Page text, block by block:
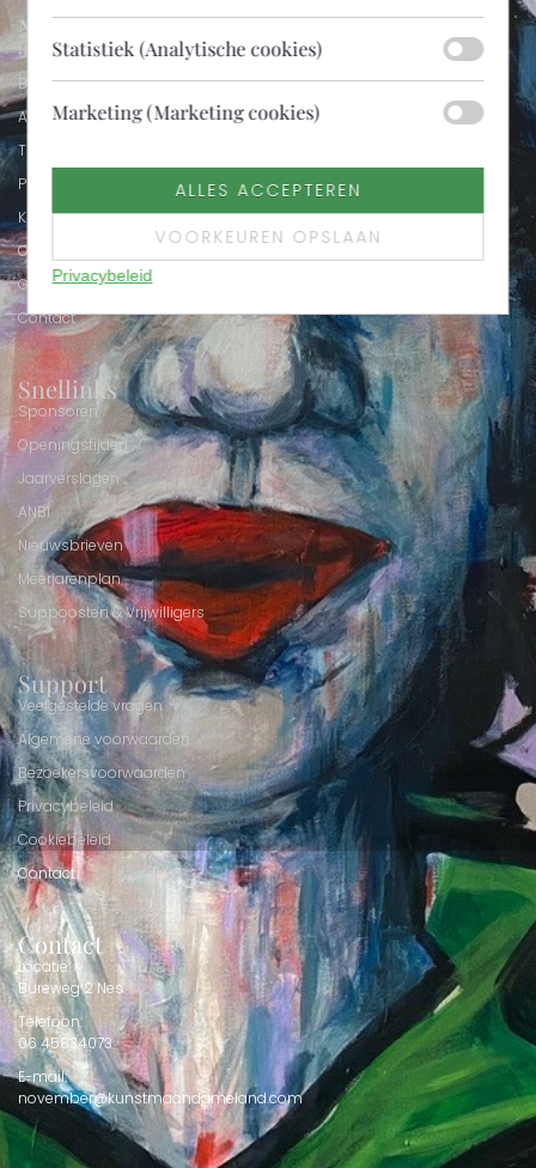
Navigatie
Home
Bezoekersinformatie
Activiteiten
Thema 2026
Programma
Kunstenaars
Over de Kunstmaand
Galerie November
Contact
Snellinks
Sponsoren
Openingstijden
Jaarverslagen
ANBI
Nieuwsbrieven
Meerjarenplan
Suppoosten & Vrijwilligers
Support
Veelgestelde vragen
Algemene voorwaarden
Bezoekersvoorwaarden
Privacybeleid
Cookiebeleid
Contact
Contact
Locatie:
Bureweg 2 Nes
Telefoon:
06 45834073
E-mail:
november@kunstmaandameland.com
Statistiek (Analytische cookies)
Marketing (Marketing cookies)
ALLES ACCEPTEREN
VOORKEUREN OPSLAAN
Privacybeleid